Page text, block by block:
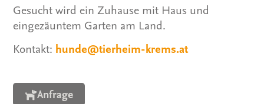
Gesucht wird ein Zuhause mit Haus und
eingezäuntem Garten am Land.
Kontakt: hunde@tierheim-krems.at
Anfrage